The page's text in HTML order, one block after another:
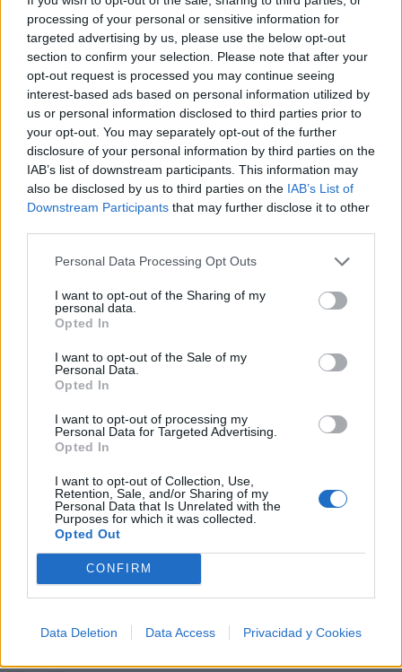
processing of your personal or sensitive information for
targeted advertising by us, please use the below opt-out
section to confirm your selection. Please note that after your
opt-out request is processed you may continue seeing
interest-based ads based on personal information utilized by
us or personal information disclosed to third parties prior to
your opt-out. You may separately opt-out of the further
disclosure of your personal information by third parties on the
IAB’s list of downstream participants. This information may
also be disclosed by us to third parties on the IAB’s List of
Downstream Participants that may further disclose it to other
Personal Data Processing Opt Outs
I want to opt-out of the Sharing of my
personal data.
Opted In
I want to opt-out of the Sale of my
Personal Data.
Opted In
I want to opt-out of processing my
Personal Data for Targeted Advertising.
Opted In
I want to opt-out of Collection, Use,
Retention, Sale, and/or Sharing of my
Personal Data that Is Unrelated with the
Purposes for which it was collected.
Opted Out
CONFIRM
Data Deletion Data Access Privacidad y Cookies
Añadir un comentario ...
🪐🚀 Canciones para Ver las Estrellas:
Psicodelia y Space Rock 🎸✨
🌌🚀 Viaje intergaláctico: la mejor selección de
psicodelia, space rock y atmósferas cósmicas para
tus noches de astronomía. 🪐🎸 Desconecta, mira
al firmamento y siente la gravedad cero. 💾 ¡Guarda
esta colección para tu próxima noche estrellada!
✨⭐
Letras Top Artistas Playlists
Z #